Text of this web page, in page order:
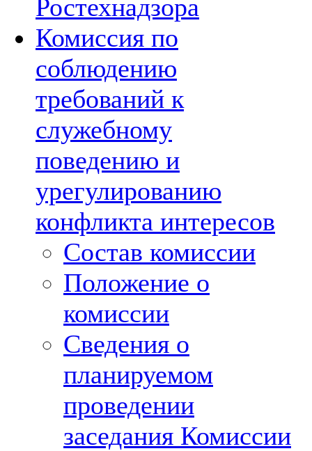
Ростехнадзора
Комиссия по
соблюдению
требований к
служебному
поведению и
урегулированию
конфликта интересов
Состав комиссии
Положение о
комиссии
Сведения о
планируемом
проведении
заседания Комиссии